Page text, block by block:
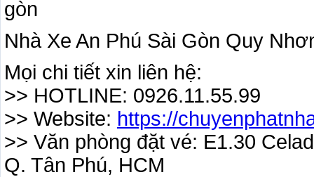
Nhà Xe An Phú Sài Gòn Quy
Mọi chi tiết xin liên hệ:
>> HOTLINE: 0926.11.55.99
>> Website: https://
>> Văn phòng đặt vé: E1.30
Q. Tân Phú, HCM